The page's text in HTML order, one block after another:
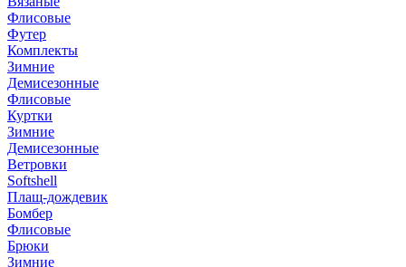
Флисовые
Футер
Комплекты
Зимние
Демисезонные
Флисовые
Куртки
Зимние
Демисезонные
Ветровки
Softshell
Плащ-дождевик
Бомбер
Флисовые
Брюки
Зимние